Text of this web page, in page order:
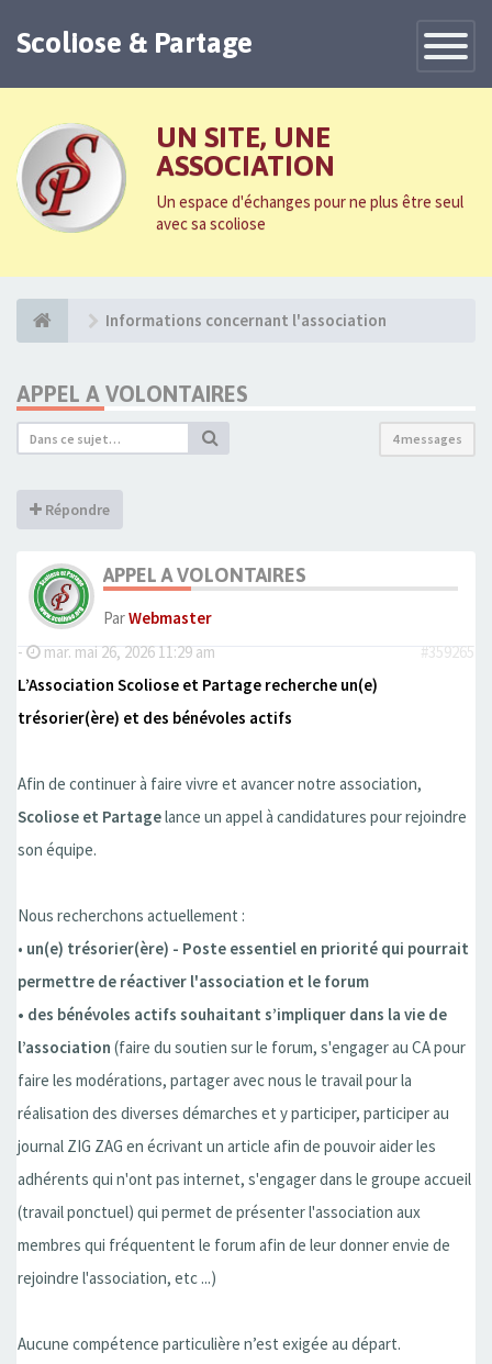
Toggle
Scoliose & Partage
UN SITE, UNE
ASSOCIATION
Un espace d'échanges pour ne plus être seul
avec sa scoliose
Informations concernant l'association
APPEL A VOLONTAIRES
4 messages
Répondre
APPEL A VOLONTAIRES
ParWebmaster
-
mar. mai 26, 2026 11:29 am
#359265
L’Association Scoliose et Partage recherche un(e)
trésorier(ère) et des bénévoles actifs
Afin de continuer à faire vivre et avancer notre association,
Scoliose et Partagelance un appel à candidatures pour rejoindre
son équipe.
Nous recherchons actuellement :
• un(e) trésorier(ère) - Poste essentiel en priorité qui pourrait
permettre de réactiver l'association et le forum
• des bénévoles actifs souhaitant s’impliquer dans la vie de
l’association (faire du soutien sur le forum, s'engager au CA pour
faire les modérations, partager avec nous le travail pour la
réalisation des diverses démarches et y participer, participer au
journal ZIG ZAG en écrivant un article afin de pouvoir aider les
adhérents qui n'ont pas internet, s'engager dans le groupe accueil
(travail ponctuel) qui permet de présenter l'association aux
membres qui fréquentent le forum afin de leur donner envie de
rejoindre l'association, etc ...)
Aucune compétence particulière n’est exigée au départ.